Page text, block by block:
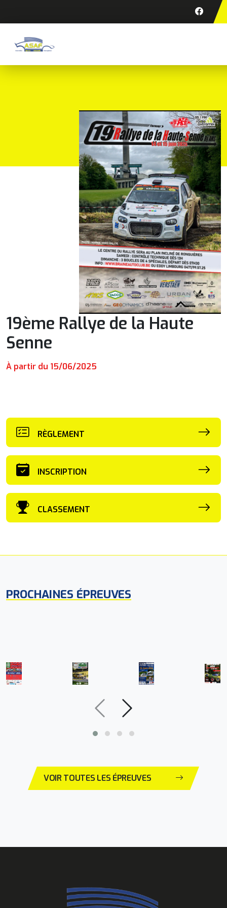
19ème Rallye de la Haute
Senne
À partir du 15/06/2025
RÈGLEMENT
INSCRIPTION
CLASSEMENT
PROCHAINES ÉPREUVES
VOIR TOUTES LES ÉPREUVES